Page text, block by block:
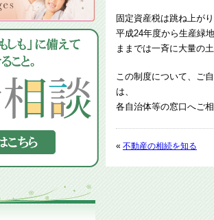
固定資産税は跳ね上が
平成24年度から生産緑
ままでは一斉に大量の
この制度について、ご
は、
各自治体等の窓口へご
« 不動産の相続を知る